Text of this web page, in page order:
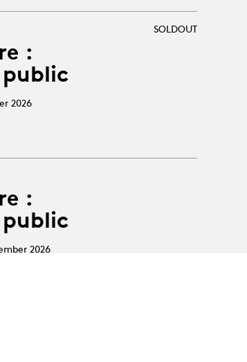
SOLDOUT
:
public
2026
:
public
2026